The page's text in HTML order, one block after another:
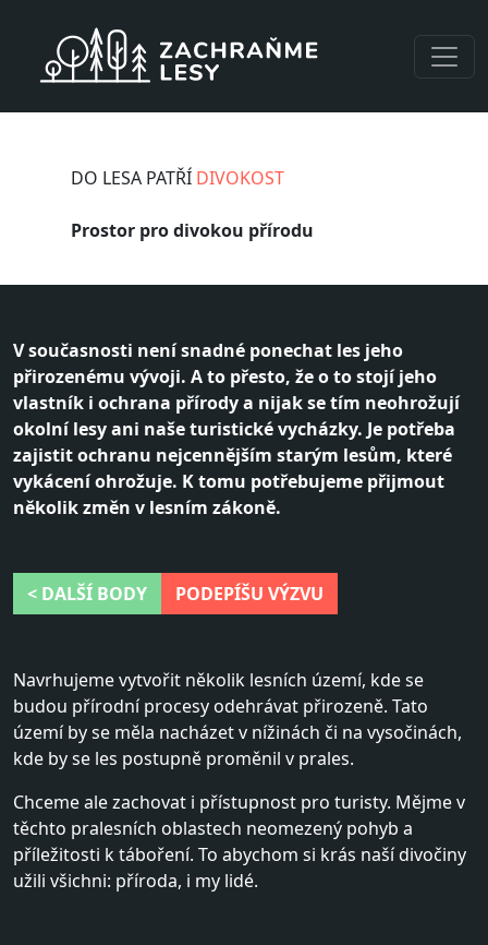
DO LESA PATŘÍ DIVOKOST
Prostor pro divokou přírodu
V současnosti není snadné ponechat les jeho
přirozenému vývoji. A to přesto, že o to stojí jeho
vlastník i ochrana přírody a nijak se tím neohrožují
okolní lesy ani naše turistické vycházky. Je potřeba
zajistit ochranu nejcennějším starým lesům, které
vykácení ohrožuje. K tomu potřebujeme přijmout
několik změn v lesním zákoně.
< DALŠÍ BODY PODEPÍŠU VÝZVU
Navrhujeme vytvořit několik lesních území, kde se
budou přírodní procesy odehrávat přirozeně. Tato
území by se měla nacházet v nížinách či na vysočinách,
kde by se les postupně proměnil v prales.
Chceme ale zachovat i přístupnost pro turisty. Mějme v
těchto pralesních oblastech neomezený pohyb a
příležitosti k táboření. To abychom si krás naší divočiny
užili všichni: příroda, i my lidé.